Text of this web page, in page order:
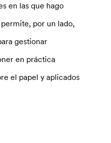
en las que hago
por un lado,
gestionar
en práctica
el papel y aplicados